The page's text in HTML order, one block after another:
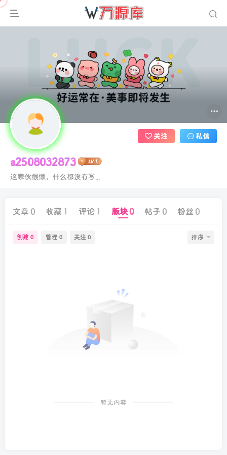
a2508032873
这家伙很懒，什么都没有写...
关注 私信
文章 0 收藏 1 评论 1 版块0 帖子 0 粉丝 0
创建 0 管理 0 关注 0 排序
暂无内容